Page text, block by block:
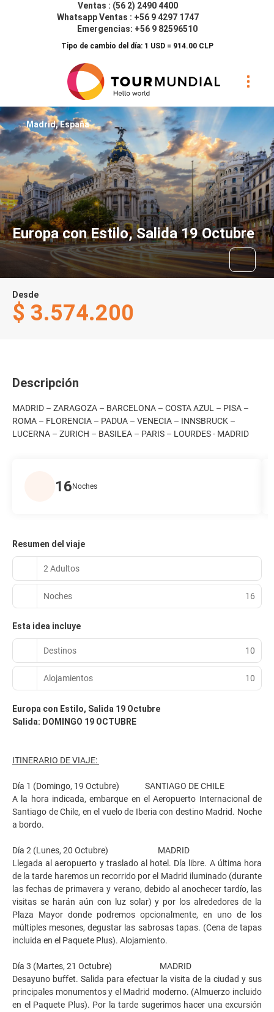
Ventas : (56 2) 2490 4400
Whatsapp Ventas : +56 9 4297 1747
Emergencias: +56 9 82596510
Tipo de cambio del día: 1 USD = 914.00 CLP
Europa con Estilo, Salida 19 Octubre
Madrid, España
Desde
$ 3.574.200
Descripción
MADRID – ZARAGOZA – BARCELONA – COSTA AZUL – PISA –
ROMA – FLORENCIA – PADUA – VENECIA – INNSBRUCK –
LUCERNA – ZURICH – BASILEA – PARIS – LOURDES - MADRID
16 Noches
Resumen del viaje
2 Adultos
Noches 16
Esta idea incluye
Destinos 10
Alojamientos 10
Europa con Estilo, Salida 19 Octubre
Salida: DOMINGO 19 OCTUBRE
ITINERARIO DE VIAJE:
Día 1 (Domingo, 19 Octubre) SANTIAGO DE CHILE
A la hora indicada, embarque en el Aeropuerto Internacional de
Santiago de Chile, en el vuelo de Iberia con destino Madrid. Noche
a bordo.
Día 2 (Lunes, 20 Octubre) MADRID
Llegada al aeropuerto y traslado al hotel. Día libre. A última hora
de la tarde haremos un recorrido por el Madrid iluminado (durante
las fechas de primavera y verano, debido al anochecer tardío, las
visitas se harán aún con luz solar) y por los alrededores de la
Plaza Mayor donde podremos opcionalmente, en uno de los
múltiples mesones, degustar las sabrosas tapas. (Cena de tapas
incluida en el Paquete Plus). Alojamiento.
Día 3 (Martes, 21 Octubre) MADRID
Desayuno buffet. Salida para efectuar la visita de la ciudad y sus
principales monumentos y el Madrid moderno. (Almuerzo incluido
en el Paquete Plus). Por la tarde sugerimos hacer una excursión